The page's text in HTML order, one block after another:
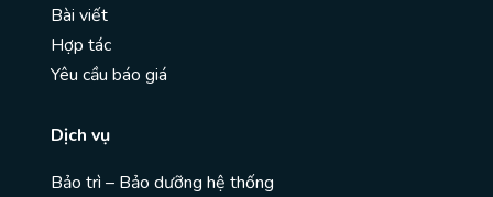
Bài viết
Hợp tác
Yêu cầu báo giá
Dịch vụ
Bảo trì – Bảo dưỡng hệ thống